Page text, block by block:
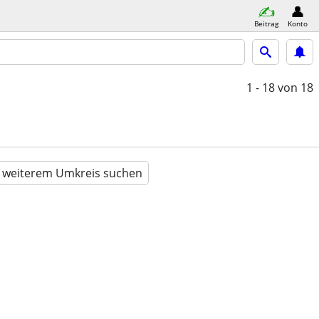
Beitrag Konto
1 - 18von 18
weiterem Umkreis suchen